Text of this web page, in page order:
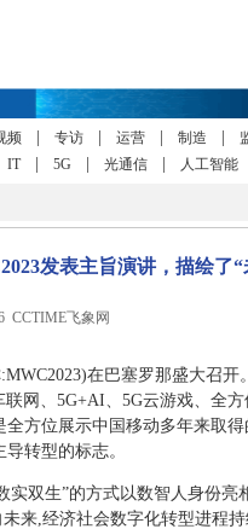
频 专访 运营 制造
IT 5G 光通信 人工智能
发表主旨演讲，描绘了“
CCTIME飞象网
在巴塞罗那盛大召开
网、5G+AI、5G云游戏、全
方位展示中国移动多年来取
转型的标志。
实双生”的方式以数智人身份亮
来,经济社会数字化转型进程